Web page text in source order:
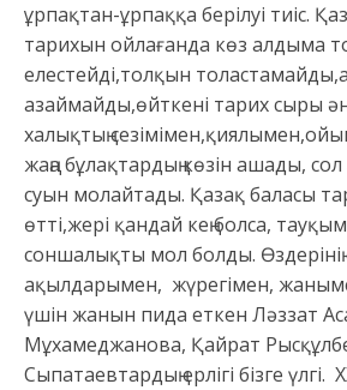
ұрпақтан-ұрпаққа берілуі тиіс.
тарихын ойлағанда көз алдыма
елестейді,толқын
азаймайды,өйткені тарих сыры
халықтың
жаңа бұлақтардың көзін ашады,
суын молайтады. Қазақ баласы
өтті,жері қандай кең болса,
соншалықты мол болды. Өздерінің
ақылдарымен, жүрегімен,
үшін жанын пида еткен Ләззат
Мұхамеджанова, Қайрат
Сыпатаевтардың ерлігі бізге үлгі.